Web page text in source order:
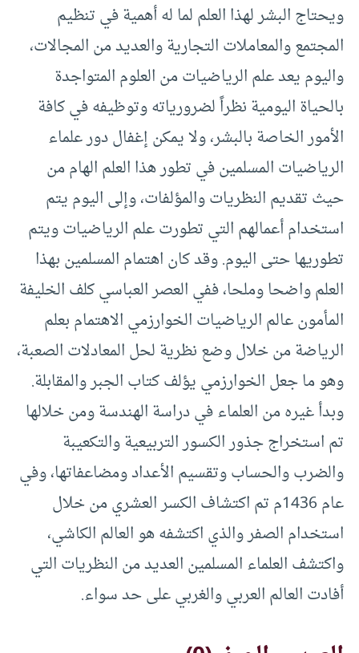
ويحتاج البشر لهذا العلم لما له أهمية في تنظيم
المجتمع والمعاملات التجارية والعديد من المجالات،
واليوم يعد علم الرياضيات من العلوم المتواجدة
بالحياة اليومية نظراً لضرورياته وتوظيفه في كافة
الأمور الخاصة بالبشر، ولا يمكن إغفال دور علماء
الرياضيات المسلمين في تطور هذا العلم الهام من
حيث تقديم النظريات والمؤلفات، وإلى اليوم يتم
استخدام أعمالهم التي تطورت علم الرياضيات ويتم
تطوريها حتى اليوم. وقد كان اهتمام المسلمين بهذا
العلم واضحا وملحا، ففي العصر العباسي كلف الخليفة
المأمون عالم الرياضيات الخوارزمي الاهتمام بعلم
الرياضة من خلال وضع نظرية لحل المعادلات الصعبة،
وهو ما جعل الخوارزمي يؤلف كتاب الجبر والمقابلة.
وبدأ غيره من العلماء في دراسة الهندسة ومن خلالها
تم استخراج جذور الكسور التربيعية والتكعيبة
والضرب والحساب وتقسيم الأعداد ومضاعفاتها، وفي
عام 1436م تم اكتشاف الكسر العشري من خلال
استخدام الصفر والذي اكتشفه هو العالم الكاشي،
واكتشف العلماء المسلمين العديد من النظريات التي
أفادت العالم العربي والغربي على حد سواء.